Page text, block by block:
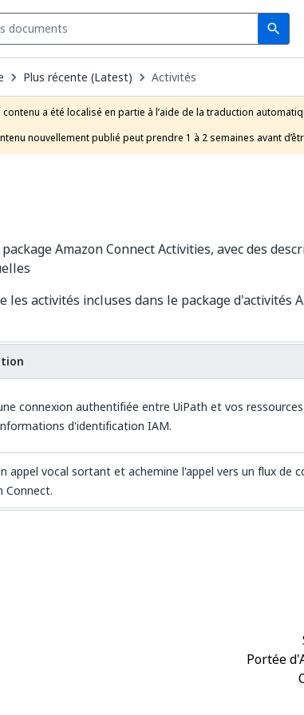
search
Search
Plus récente (Latest) Activités
a été localisé en partie à l’aide de la traduction
nouvellement publié peut prendre 1 à 2 semaines avant
Amazon Connect Activities, avec des
activités incluses dans le package d'activités
connexion authentifiée entre UiPath et vos ressources
d'identification IAM.
appel vocal sortant et achemine l'appel vers un flux de
Connect.
Portée